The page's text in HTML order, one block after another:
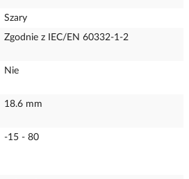
Szary
Zgodnie z IEC/EN 60332-1-2
Nie
18.6 mm
-15 - 80